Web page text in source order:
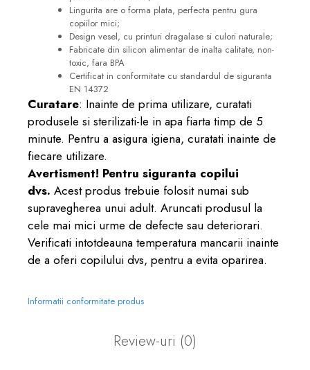
Lingurita are o forma plata, perfecta pentru gura
copiilor mici;
Design vesel, cu printuri dragalase si culori naturale;
Fabricate din silicon alimentar de inalta calitate, non-
toxic, fara BPA
Certificat in conformitate cu standardul de siguranta
EN 14372
Curatare: Inainte de prima utilizare, curatati
produsele si sterilizati-le in apa fiarta timp de 5
minute. Pentru a asigura igiena, curatati inainte de
fiecare utilizare.
Avertisment! Pentru siguranta copilui
dvs. Acest produs trebuie folosit numai sub
supravegherea unui adult. Aruncati produsul la
cele mai mici urme de defecte sau deteriorari.
Verificati intotdeauna temperatura mancarii inainte
de a oferi copilului dvs, pentru a evita oparirea.
Informatii conformitate produs
Review-uri (0)